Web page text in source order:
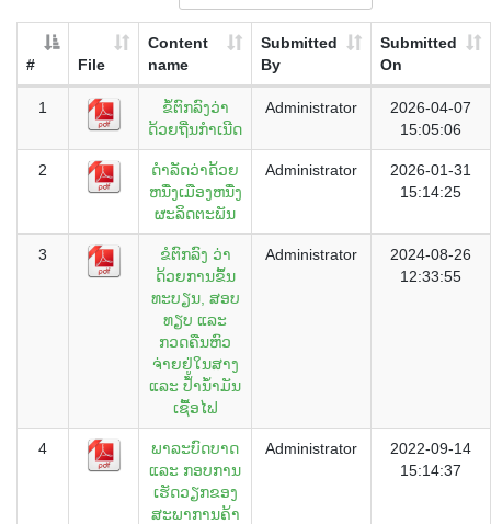
# File
Content
name
Submitted
By
Submitted
On
1
ຂໍ້ຕົກລົງວ່າ
ດ້ວຍຖີ່ນກຳເນີດ
Administrator
2026-04-07
15:05:06
2
ດຳລັດວ່າດ້ວຍ
ຫນື່ງເມືອງຫນື່ງ
ຜະລິດຕະພັນ
Administrator
2026-01-31
15:14:25
3
ຂໍຕົກລົງ ວ່າ
ດ້ວຍການຂຶ້ນ
ທະບຽນ, ສອບ
ທຽບ ແລະ
ກວດຄືນຫົວ
ຈ່າຍຢູ່ໃນສາງ
ແລະ ປ້ຳນ້ຳມັນ
ເຊື້ອໄຟ
Administrator
2024-08-26
12:33:55
4
ພາລະບົດບາດ
ແລະ ກອບການ
ເຮັດວຽກຂອງ
ສະພາການຄ້າ
Administrator
2022-09-14
15:14:37